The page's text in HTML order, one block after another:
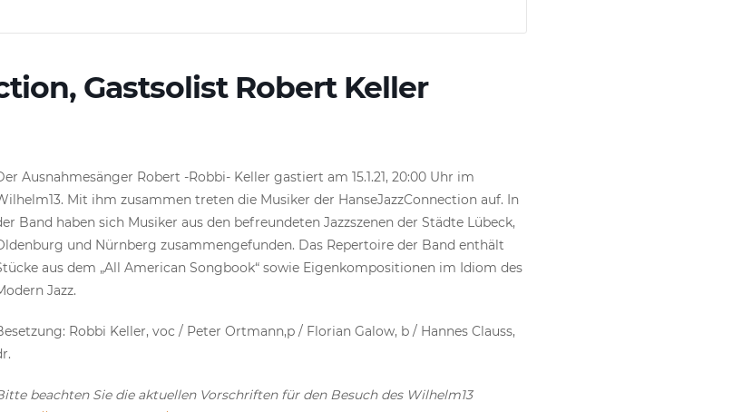
Gastsolist Robert Keller
Ausnahmesänger Robert -Robbi- Keller gastiert am 15.1.21, 20:00 Uhr im
Mit ihm zusammen treten die Musiker der HanseJazzConnection auf. In
Band haben sich Musiker aus den befreundeten Jazzszenen der Städte Lübeck,
und Nürnberg zusammengefunden. Das Repertoire der Band enthält
aus dem „All American Songbook“ sowie Eigenkompositionen im Idiom des
Jazz.
Robbi Keller, voc / Peter Ortmann,p / Florian Galow, b / Hannes Clauss,
beachten Sie die aktuellen Vorschriften für den Besuch des Wilhelm13